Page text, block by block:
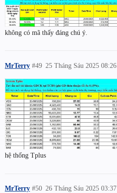
không có mã thấy đáng chú ý.
MrTerry 25 Tháng Sáu 2025 08:26
#49
hệ thống Tplus
MrTerry 26 Tháng Sáu 2025 03:37
#50